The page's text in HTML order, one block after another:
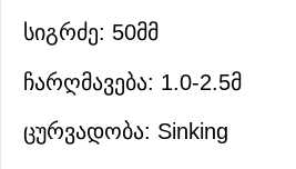
სიგრძე: 50მმ
ჩარღმავება: 1.0-2.5მ
ცურვადობა: Sinking